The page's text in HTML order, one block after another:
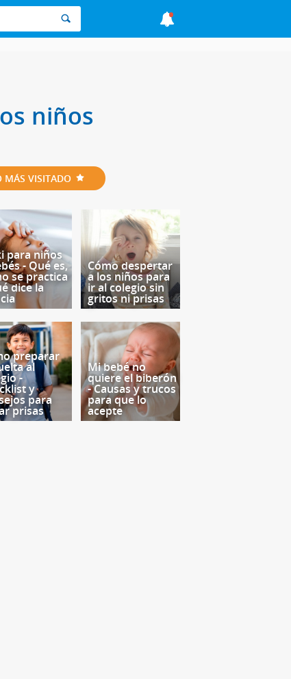
niños
MÁS VISITADO
para niños
- Qué es,
se practica
dice la
Cómo despertar
a los niños para
ir al colegio sin
gritos ni prisas
preparar
al
-
y
para
prisas
Mi bebé no
quiere el biberón
- Causas y trucos
para que lo
acepte